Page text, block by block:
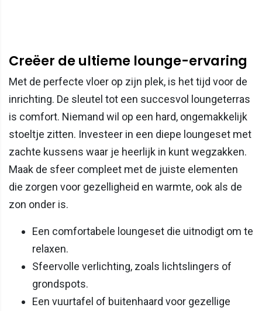
Creëer de ultieme lounge-ervaring
Met de perfecte vloer op zijn plek, is het tijd voor de
inrichting. De sleutel tot een succesvol loungeterras
is comfort. Niemand wil op een hard, ongemakkelijk
stoeltje zitten. Investeer in een diepe loungeset met
zachte kussens waar je heerlijk in kunt wegzakken.
Maak de sfeer compleet met de juiste elementen
die zorgen voor gezelligheid en warmte, ook als de
zon onder is.
Een comfortabele loungeset die uitnodigt om te
relaxen.
Sfeervolle verlichting, zoals lichtslingers of
grondspots.
Een vuurtafel of buitenhaard voor gezellige